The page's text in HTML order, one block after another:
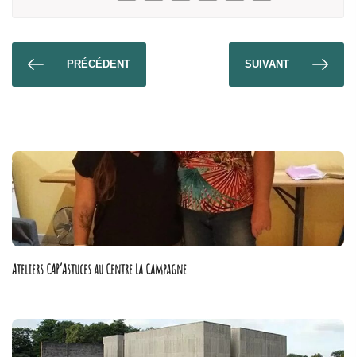
PRÉCÉDENT SUIVANT
Ateliers CAP’Astuces au Centre La Campagne